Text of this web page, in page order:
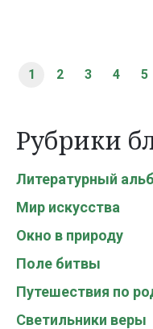
1 2 3 4 5
Рубрики
Литературный
Мир искусства
Окно в природу
Поле битвы
Путешествия по
Светильники веры